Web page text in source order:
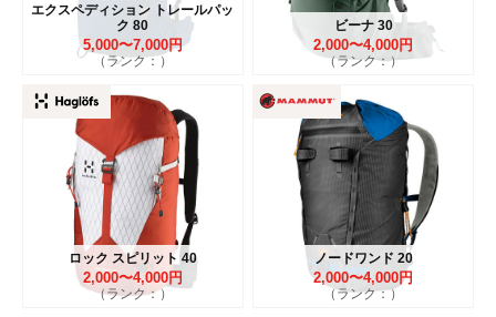
エクスペディション トレールパッ
ク 80
5,000〜7,000円
（ランク：）
ビーナ 30
2,000〜4,000円
（ランク：）
ロック スピリット 40
2,000〜4,000円
（ランク：）
ノードワンド 20
2,000〜4,000円
（ランク：）